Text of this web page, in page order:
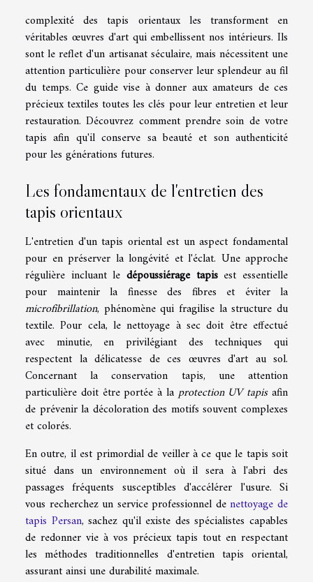
complexité des tapis orientaux les transforment en
véritables œuvres d'art qui embellissent nos intérieurs. Ils
sont le reflet d'un artisanat séculaire, mais nécessitent une
attention particulière pour conserver leur splendeur au fil
du temps. Ce guide vise à donner aux amateurs de ces
précieux textiles toutes les clés pour leur entretien et leur
restauration. Découvrez comment prendre soin de votre
tapis afin qu'il conserve sa beauté et son authenticité
pour les générations futures.
Les fondamentaux de l'entretien des
tapis orientaux
L'entretien d'un tapis oriental est un aspect fondamental
pour en préserver la longévité et l'éclat. Une approche
régulière incluant le dépoussiérage tapisest essentielle
pour maintenir la finesse des fibres et éviter la
microfibrillation, phénomène qui fragilise la structure du
textile. Pour cela, le nettoyage à sec doit être effectué
avec minutie, en privilégiant des techniques qui
respectent la délicatesse de ces œuvres d'art au sol.
Concernant la conservation tapis, une attention
particulière doit être portée à laprotection UV tapisafin
de prévenir la décoloration des motifs souvent complexes
et colorés.
En outre, il est primordial de veiller à ce que le tapis soit
situé dans un environnement où il sera à l'abri des
passages fréquents susceptibles d'accélérer l'usure. Si
vous recherchez un service professionnel denettoyage de
tapis Persan, sachez qu'il existe des spécialistes capables
de redonner vie à vos précieux tapis tout en respectant
les méthodes traditionnelles d'entretien tapis oriental,
assurant ainsi une durabilité maximale.